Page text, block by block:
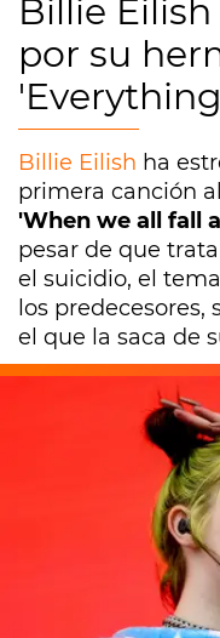
Billie
por su
Billie Eilish ha
primera canción
'When we all fall
pesar de que
el suicidio, el
los
el que la saca de